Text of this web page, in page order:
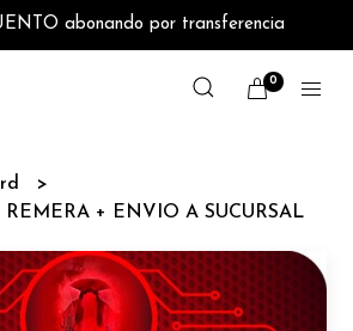
abonando por transferencia
0
+ ENVIO A SUCURSAL